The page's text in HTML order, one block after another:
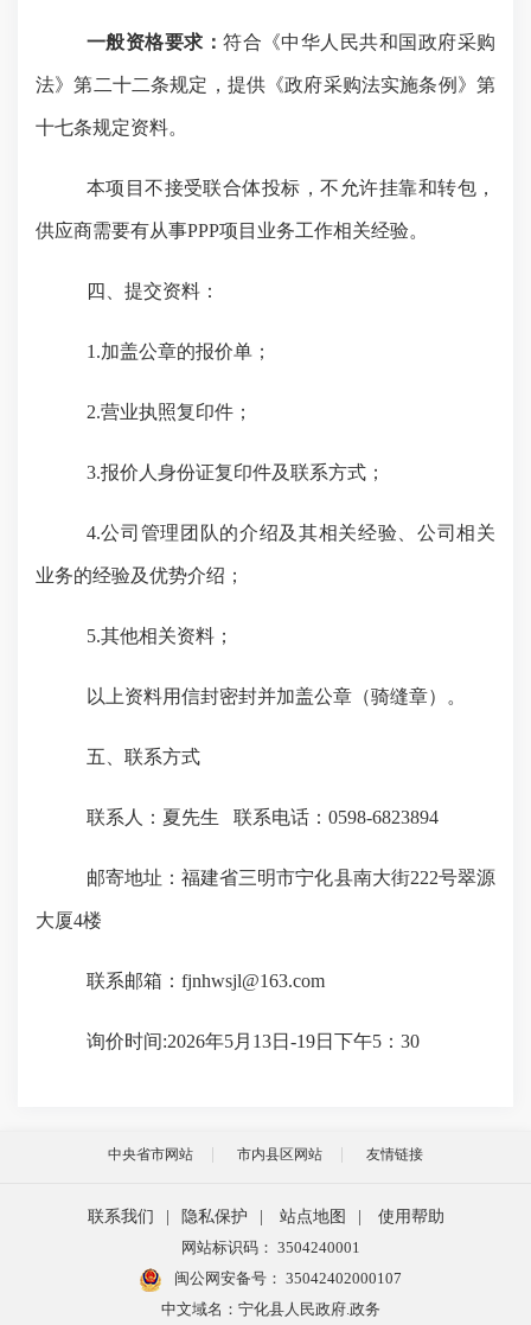
一般资格要求：符合《中华人民共和国政府采购
法》第二十二条规定，提供《政府采购法实施条例》第
十七条规定资料。
本项目不接受联合体投标，不允许挂靠和转包，
供应商需要有从事PPP项目业务工作相关经验。
四、提交资料：
1.加盖公章的报价单；
2.营业执照复印件；
3.报价人身份证复印件及联系方式；
4.公司管理团队的介绍及其相关经验、公司相关
业务的经验及优势介绍；
5.其他相关资料；
以上资料用信封密封并加盖公章（骑缝章） 。
五、 联系方式
联系人：夏先生 联系电话： 0598-6823894
邮寄地址：福建省三明市宁化县南大街222号翠源
大厦4楼
联系邮箱： fjnhwsjl@163.com
询价时间:2026年5月13日-19日下午5：30
中央省市网站 市内县区网站 友情链接
联系我们 隐私保护 站点地图
使用帮助
网站标识码： 3504240001
闽公网安备号： 35042402000107
中文域名：宁化县人民政府.政务